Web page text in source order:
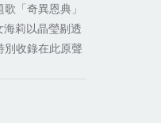
「奇異恩典」
海莉以晶瑩剔透
別收錄在此原聲